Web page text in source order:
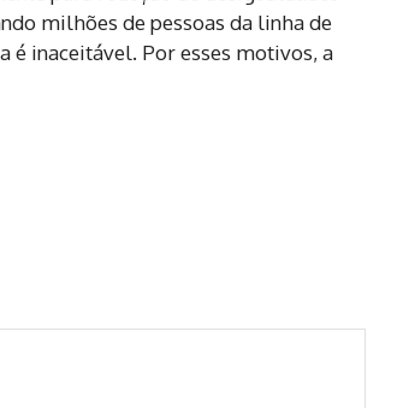
milhões de pessoas da linha de
é inaceitável. Por esses motivos, a